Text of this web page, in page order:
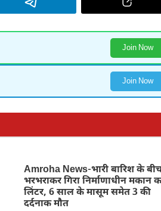
Join Now
Join Now
Amroha News-भारी बारिश के
भरभराकर गिरा निर्माणाधीन मकान
लिंटर, 6 साल के मासूम समेत 3 की
दर्दनाक मौत